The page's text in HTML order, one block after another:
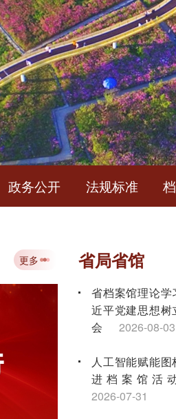
政务公开 法规标准
中华人民共和国
更多 省局省馆
省档案馆理论学
近平党建思想
会
2026-08-03
人工智能赋能
进档案馆活
2026-07-31